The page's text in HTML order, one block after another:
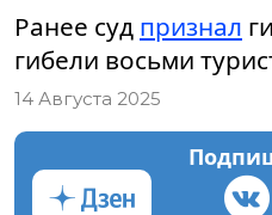
Ранее суд признал
гибели восьми
14 Августа 2025